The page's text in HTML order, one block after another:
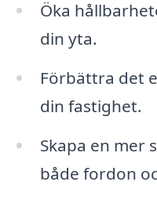
Öka
din yta.
Förbättra det
din fastighet.
Skapa en mer
både fordon